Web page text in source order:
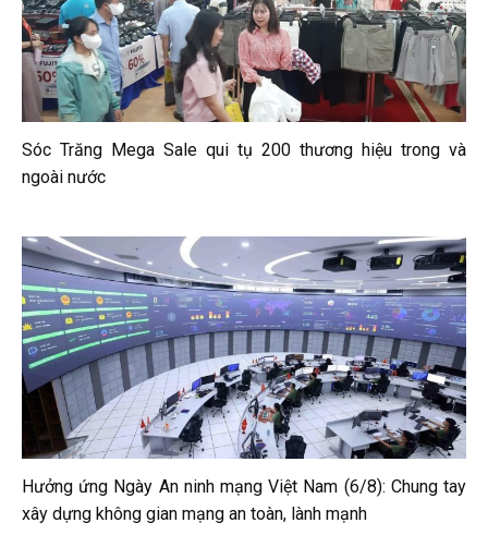
Sóc Trăng Mega Sale qui tụ 200 thương hiệu trong và
ngoài nước
Hưởng ứng Ngày An ninh mạng Việt Nam (6/8): Chung tay
xây dựng không gian mạng an toàn, lành mạnh